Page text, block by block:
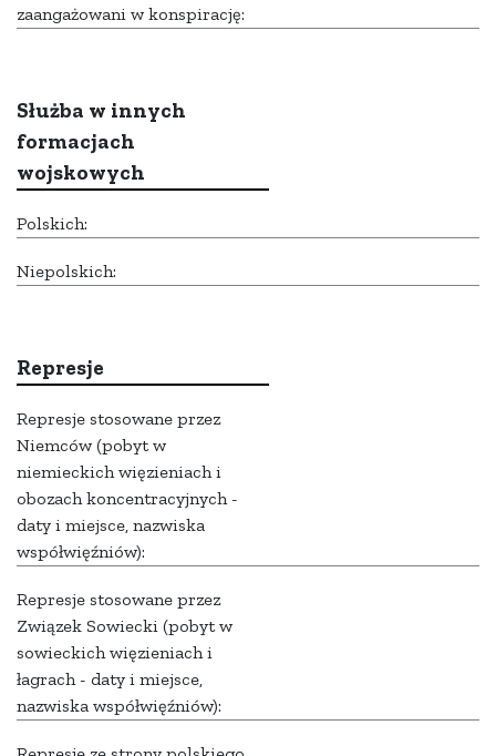
zaangażowani w konspirację:
Służba w innych
formacjach
wojskowych
Polskich:
Niepolskich:
Represje
Represje stosowane przez
Niemców (pobyt w
niemieckich więzieniach i
obozach koncentracyjnych -
daty i miejsce, nazwiska
współwięźniów):
Represje stosowane przez
Związek Sowiecki (pobyt w
sowieckich więzieniach i
łagrach - daty i miejsce,
nazwiska współwięźniów):